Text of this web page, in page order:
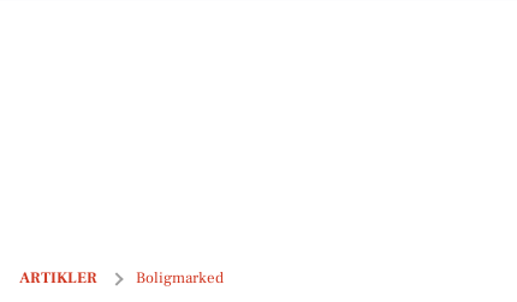
ARTIKLER Boligmarked
Svalevej 4 og 1 anden boliger er kommet til salg denne uge i Spjald -